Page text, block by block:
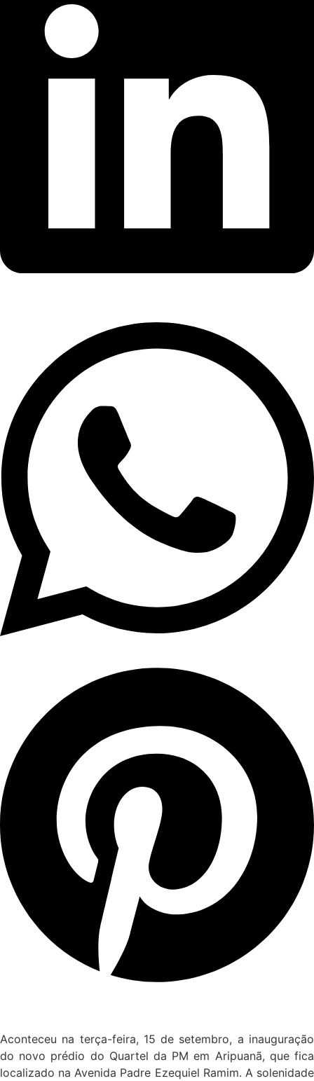
Aconteceu na terça-feira, 15 de setembro, a inauguração
do novo prédio do Quartel da PM em Aripuanã, que fica
localizado na Avenida Padre Ezequiel Ramim. A solenidade